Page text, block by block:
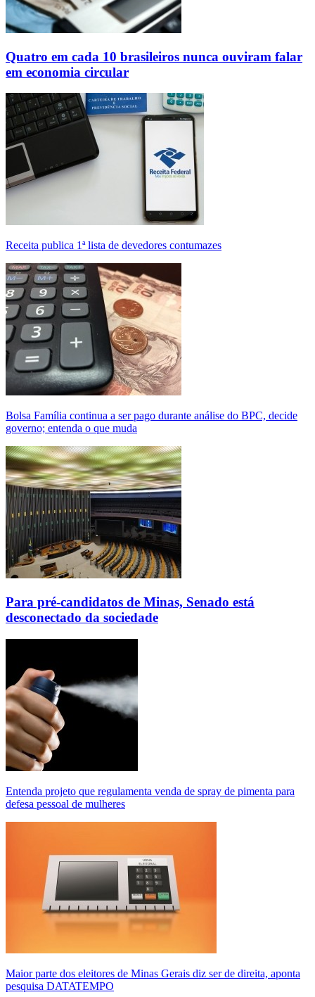
Quatro em cada 10 brasileiros nunca ouviram falar
em economia circular
Receita publica 1ª lista de devedores contumazes
Bolsa Família continua a ser pago durante análise do BPC, decide
governo; entenda o que muda
Para pré-candidatos de Minas, Senado está
desconectado da sociedade
Entenda projeto que regulamenta venda de spray de pimenta para
defesa pessoal de mulheres
Maior parte dos eleitores de Minas Gerais diz ser de direita, aponta
pesquisa DATATEMPO